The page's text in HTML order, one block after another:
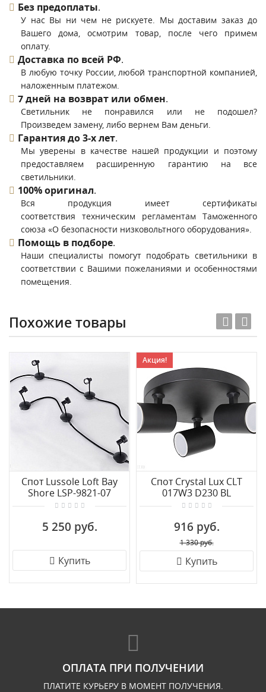
Без предоплаты.
У нас Вы ни чем не рискуете. Мы доставим заказ до
Вашего дома, осмотрим товар, после чего примем
оплату.
Доставка по всей РФ.
В любую точку России, любой транспортной компанией,
наложенным платежом.
7 дней на возврат или обмен.
Светильник не понравился или не подошел?
Произведем замену, либо вернем Вам деньги.
Гарантия до 3-х лет.
Мы уверены в качестве нашей продукции и поэтому
предоставляем расширенную гарантию на все
светильники.
100% оригинал.
Вся продукция имеет сертификаты
соответствия техническим регламентам Таможенного
союза «О безопасности низковольтного оборудования».
Помощь в подборе.
Наши специалисты помогут подобрать светильники в
соответствии с Вашими пожеланиями и особенностями
помещения.
Похожие товары
Спот Lussole Loft Bay
Shore LSP-9821-07
5 250 руб.
Купить
Акция!
Спот Crystal Lux CLT
017W3 D230 BL
916 руб.
1 330 руб.
Купить
ОПЛАТА ПРИ ПОЛУЧЕНИИ
ПЛАТИТЕ КУРЬЕРУ В МОМЕНТ ПОЛУЧЕНИЯ.